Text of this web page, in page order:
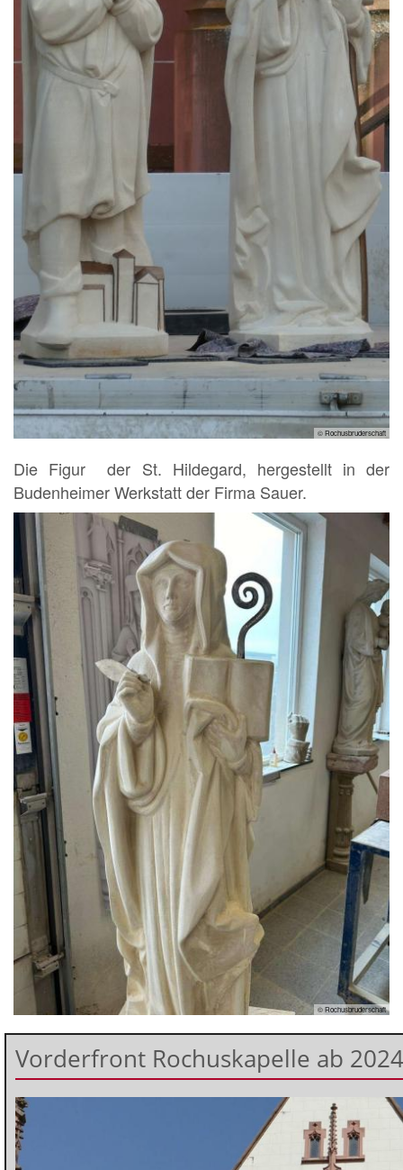
© Rochusbruderschaft
Die Figur der St. Hildegard, hergestellt in der
Budenheimer Werkstatt der Firma Sauer.
© Rochusbruderschaft
Vorderfront Rochuskapelle ab 2024